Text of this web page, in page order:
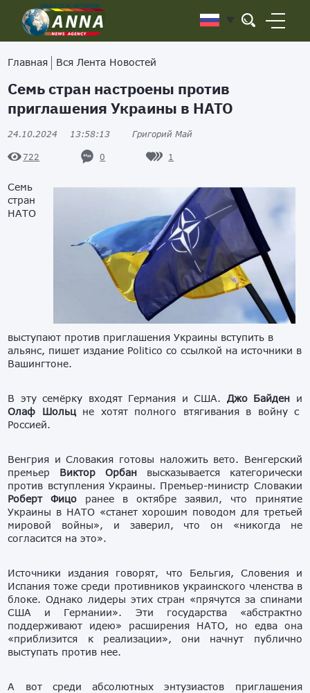
Главная Вся Лента Новостей
Семь стран настроены против
приглашения Украины в НАТО
24.10.2024 13:58:13 Григорий Май
722 0 1
Семь
стран
НАТО
выступают против приглашения Украины вступить в
альянс, пишет издание Politico со ссылкой на источники в
Вашингтоне.
В эту семёрку входят Германия и США. Джо Байден и
Олаф Шольцне хотят полного втягивания в войну с
Россией.
Венгрия и Словакия готовы наложить вето. Венгерский
премьер Виктор Орбан высказывается категорически
против вступления Украины. Премьер-министр Словакии
Роберт Фицо ранее в октябре заявил, что принятие
Украины в НАТО «станет хорошим поводом для третьей
мировой войны», и заверил, что он «никогда не
согласится на это».
Источники издания говорят, что Бельгия, Словения и
Испания тоже среди противников украинского членства в
блоке. Однако лидеры этих стран «прячутся за спинами
США и Германии». Эти государства «абстрактно
поддерживают идею» расширения НАТО, но едва она
«приблизится к реализации», они начнут публично
выступать против нее.
А вот среди абсолютных энтузиастов приглашения